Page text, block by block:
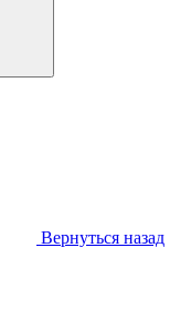
Вернуться назад